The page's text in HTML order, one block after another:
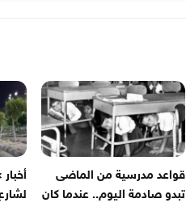
قواعد مدرسية من الماضى
تبدو صادمة اليوم.. عندما كان